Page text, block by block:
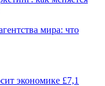
мира: что
экономике £7,1